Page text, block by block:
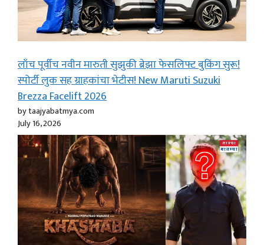
लाँच पूर्वीच नवीन मारुती सुझुकी ब्रेझा फेसलिफ्ट बुकिंग सुरू!
स्पोर्टी लुक सह ग्राहकांचा भेटीस! New Maruti Suzuki
Brezza Facelift 2026
by taajyabatmya.com
July 16, 2026